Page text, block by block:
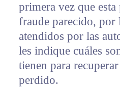
primera vez que
fraude parecido, por
atendidos por las
les indique cuáles
tienen para
perdido.